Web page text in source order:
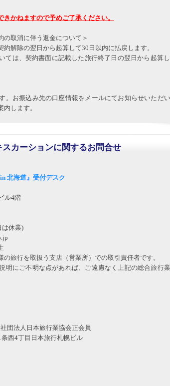
かねますので予めご了承ください。
の取消に伴う返金について＞
解除の翌日から起算して30日以内に払戻します。
ては、契約書面に記載した旅行終了日の翌日から起算
。お振込み先の口座情報をメールにてお知らせいただ
します。
カーションに関するお問合せ
北海道』受付デスク
ル4階
は休業)
旅行を取扱う支店（営業所）での取引責任者です。
明にご不明な点があれば、ご遠慮なく上記の総合旅行
団法人日本旅行業協会正会員
西4丁目日本旅行札幌ビル